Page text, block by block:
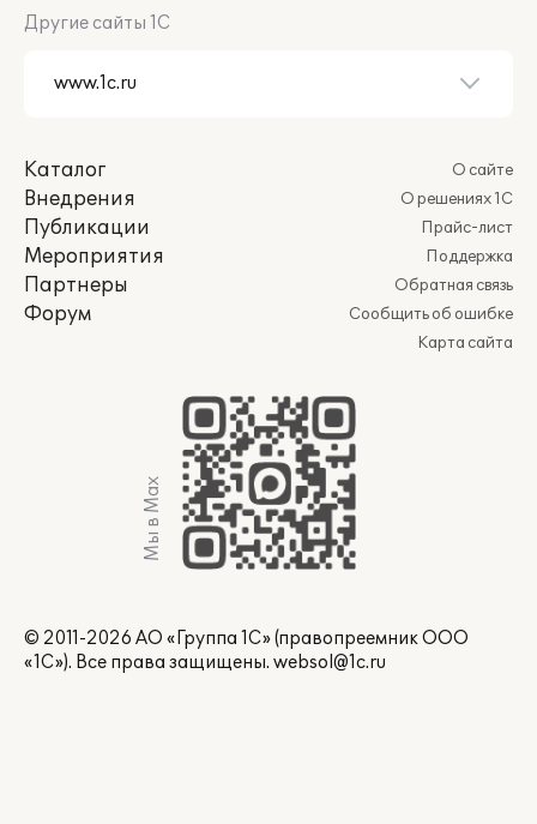
Другие сайты 1С
Каталог
Внедрения
Публикации
Мероприятия
Партнеры
Форум
О сайте
О решениях 1С
Прайс-лист
Поддержка
Обратная связь
Сообщить об ошибке
Карта сайта
Мы в Max
© 2011-2026 АО «Группа 1С» (правопреемник ООО
«1С»). Все права защищены. websol@1c.ru